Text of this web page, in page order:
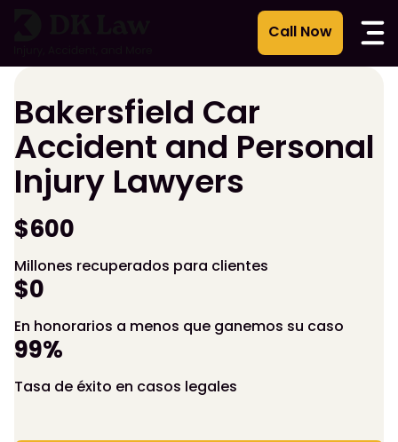
Bakersfield Car
Accident and Personal
Injury Lawyers
$600
Millones recuperados para clientes
$0
En honorarios a menos que ganemos su caso
99%
Tasa de éxito en casos legales